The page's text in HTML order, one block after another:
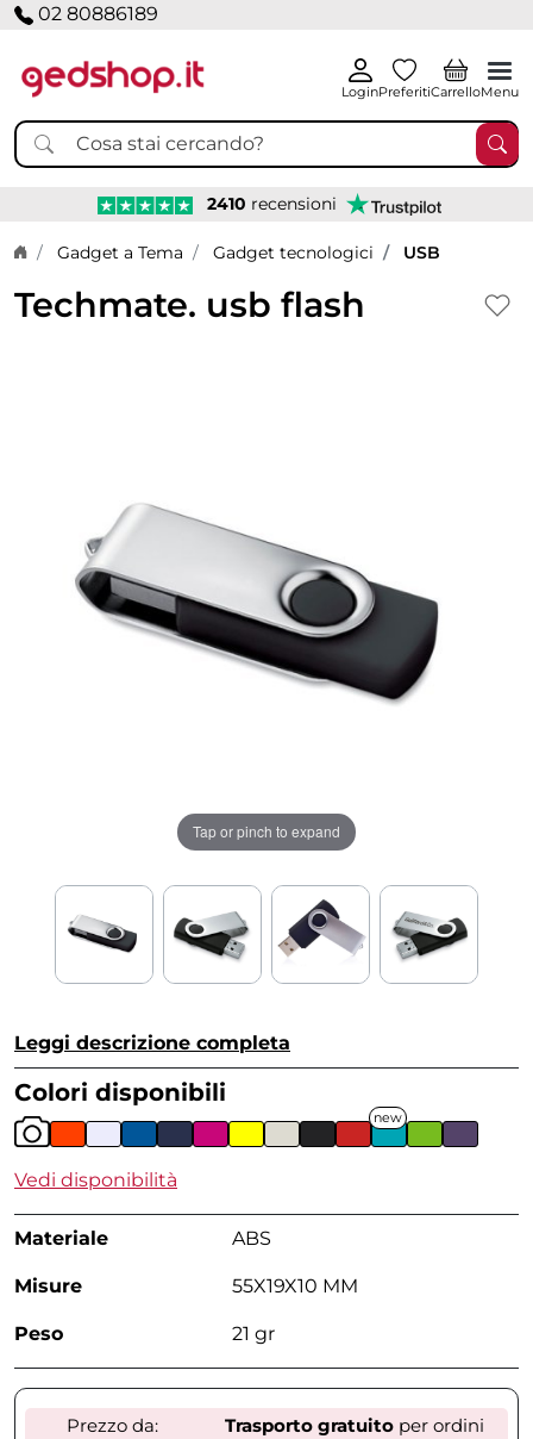
02 80886189
LoginPreferitiCarrelloMenu
2410 recensioni
Home page
Gadget a Tema Gadget tecnologici USB
Techmate. usb flash
Tap or pinch to expand
Leggi descrizione completa
Colori disponibili
new
Vedi disponibilità
Materiale ABS
Misure 55X19X10 MM
Peso 21 gr
Prezzo da:
Trasporto gratuitoper ordini